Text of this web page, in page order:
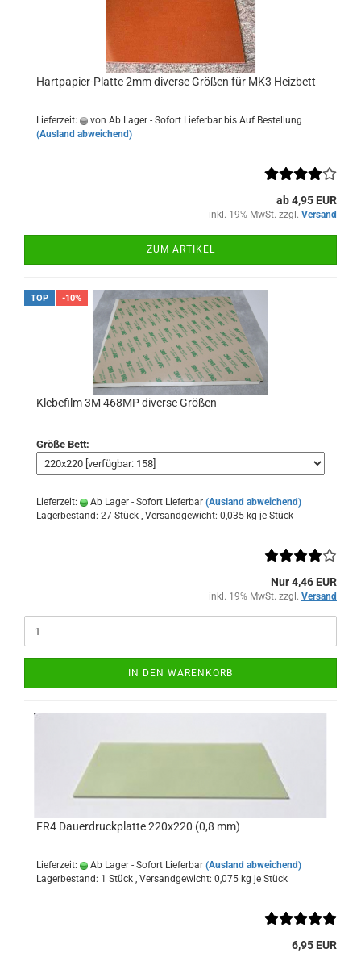
Hartpapier-Platte 2mm diverse Größen für MK3 Heizbett
Lieferzeit:
von Ab Lager - Sofort Lieferbar bis Auf Bestellung
(Ausland abweichend)
ab 4,95 EUR
inkl. 19% MwSt. zzgl. Versand
ZUM ARTIKEL
TOP -10%
Klebefilm 3M 468MP diverse Größen
Größe Bett:
Lieferzeit: Ab Lager - Sofort Lieferbar (Ausland abweichend)
Lagerbestand: 27 Stück , Versandgewicht: 0,035 kg je Stück
Nur 4,46 EUR
inkl. 19% MwSt. zzgl. Versand
IN DEN WARENKORB
FR4 Dauerdruckplatte 220x220 (0,8 mm)
Lieferzeit: Ab Lager - Sofort Lieferbar (Ausland abweichend)
Lagerbestand: 1 Stück , Versandgewicht: 0,075 kg je Stück
6,95 EUR